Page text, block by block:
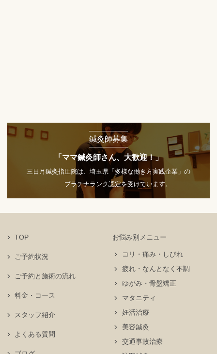
鍼灸師募集
「ママ鍼灸師さん、大歓迎！」
三日月鍼灸指圧院は、埼玉県「多様な働き方実践企業」の
プラチナランク認定を受けています。
TOP
ご予約状況
お悩み別メニュー
コリ・痛み・しびれ
疲れ・なんとなく不調
ゆがみ・骨盤矯正
マタニティ
妊活治療
美容鍼灸
交通事故治療
ご予約と施術の流れ
料金・コース
スタッフ紹介
よくある質問